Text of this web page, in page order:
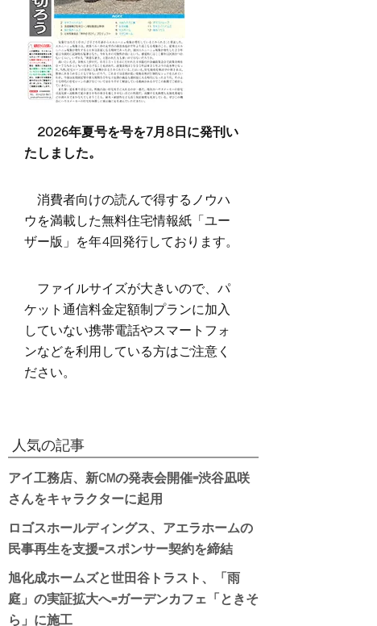
2026年夏号を号を7月8日に発刊い
たしました。
消費者向けの読んで得するノウハ
ウを満載した無料住宅情報紙「ユー
ザー版」を年4回発行しております。
ファイルサイズが大きいので、パ
ケット通信料金定額制プランに加入
していない携帯電話やスマートフォ
ンなどを利用している方はご注意く
ださい。
人気の記事
アイ工務店、新CMの発表会開催=渋谷凪咲
さんをキャラクターに起用
ロゴスホールディングス、アエラホームの
民事再生を支援=スポンサー契約を締結
旭化成ホームズと世田谷トラスト、「雨
庭」の実証拡大へ=ガーデンカフェ「ときそ
ら」に施工